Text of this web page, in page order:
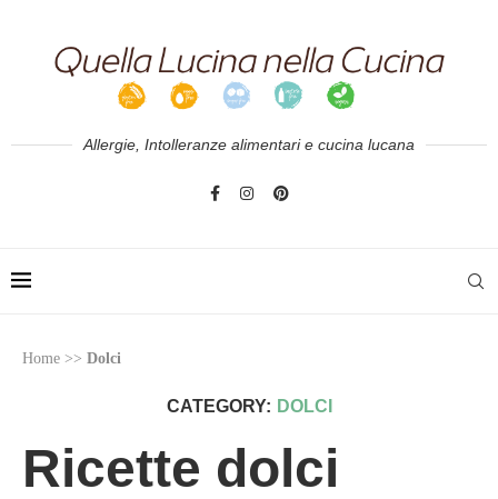
Allergie, Intolleranze alimentari e cucina lucana
Home >> Dolci
CATEGORY: DOLCI
Ricette dolci